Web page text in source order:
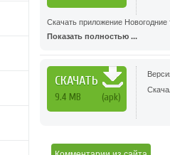
Скачать приложение
Показать полностью ...
СКАЧАТЬ
9.4 MB (apk)